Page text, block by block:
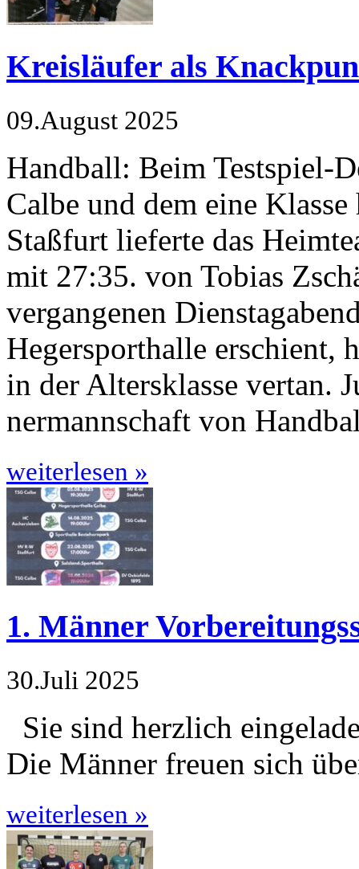
Kreisläufer als
09.August 2025
Handball: Beim Testspiel-
Calbe und dem eine
Staßfurt lieferte das
mit 27:35. von Tobias
ver­gangenen
Hegersporthalle er­schient,
in der Altersklasse ver­tan.
nermannschaft von
weiterlesen »
1. Männer
30.Juli 2025
Sie sind herzlich
Die Männer freuen sich
weiterlesen »